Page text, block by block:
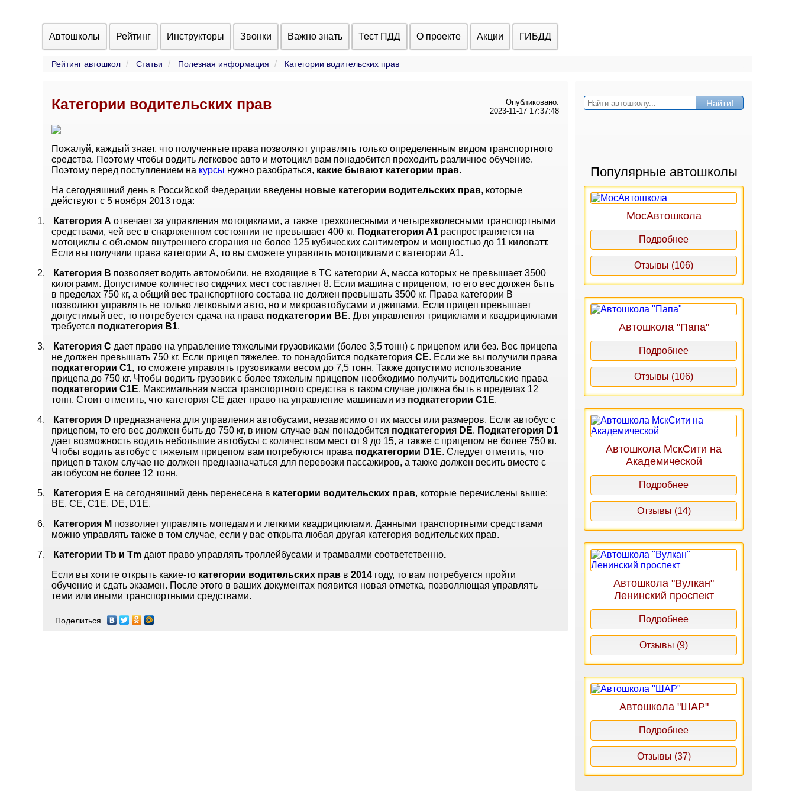
Автошколы Рейтинг Инструкторы Звонки Важно знать Тест ПДД О проекте Акции ГИБДД
Рейтинг автошкол Статьи Полезная информация Категории водительских прав
Категории водительских прав
Опубликовано:
2023-11-17 17:37:48
Пожалуй, каждый знает, что полученные права позволяют управлять только определенным видом транспортного
средства. Поэтому чтобы водить легковое авто и мотоцикл вам понадобится проходить различное обучение.
Поэтому перед поступлением на курсы нужно разобраться, какие бывают категории прав.
На сегодняшний день в Российской Федерации введены новые категории водительских прав, которые
действуют с 5 ноября 2013 года:
1.
Категория А отвечает за управления мотоциклами, а также трехколесными и четырехколесными транспортными
средствами, чей вес в снаряженном состоянии не превышает 400 кг. Подкатегория А1 распространяется на
мотоциклы с объемом внутреннего сгорания не более 125 кубических сантиметром и мощностью до 11 киловатт.
Если вы получили права категории А, то вы сможете управлять мотоциклами с категории А1.
2.
Категория B позволяет водить автомобили, не входящие в ТС категории А, масса которых не превышает 3500
килограмм. Допустимое количество сидячих мест составляет 8. Если машина с прицепом, то его вес должен быть
в пределах 750 кг, а общий вес транспортного состава не должен превышать 3500 кг. Права категории В
позволяют управлять не только легковыми авто, но и микроавтобусами и джипами. Если прицеп превышает
допустимый вес, то потребуется сдача на права подкатегории ВЕ. Для управления трициклами и квадрициклами
требуется подкатегория В1.
3.
Категория С дает право на управление тяжелыми грузовиками (более 3,5 тонн) с прицепом или без. Вес прицепа
не должен превышать 750 кг. Если прицеп тяжелее, то понадобится подкатегория СЕ. Если же вы получили права
подкатегории С1, то сможете управлять грузовиками весом до 7,5 тонн. Также допустимо использование
прицепа до 750 кг. Чтобы водить грузовик с более тяжелым прицепом необходимо получить водительские права
подкатегории С1Е. Максимальная масса транспортного средства в таком случае должна быть в пределах 12
тонн. Стоит отметить, что категория СЕ дает право на управление машинами из подкатегории С1Е.
4.
Категория D предназначена для управления автобусами, независимо от их массы или размеров. Если автобус с
прицепом, то его вес должен быть до 750 кг, в ином случае вам понадобится подкатегория DE. Подкатегория D1
дает возможность водить небольшие автобусы с количеством мест от 9 до 15, а также с прицепом не более 750 кг.
Чтобы водить автобус с тяжелым прицепом вам потребуются права подкатегории D1E. Следует отметить, что
прицеп в таком случае не должен предназначаться для перевозки пассажиров, а также должен весить вместе с
автобусом не более 12 тонн.
5.
Категория Е на сегодняшний день перенесена в категории водительских прав, которые перечислены выше:
BE, CE, C1E, DE, D1E.
6.
Категория М позволяет управлять мопедами и легкими квадрициклами. Данными транспортными средствами
можно управлять также в том случае, если у вас открыта любая другая категория водительских прав.
7.
Категории Tb и Tm дают право управлять троллейбусами и трамваями соответственно.
Если вы хотите открыть какие-то категории водительских прав в 2014 году, то вам потребуется пройти
обучение и сдать экзамен. После этого в ваших документах появится новая отметка, позволяющая управлять
теми или иными транспортными средствами.
Поделиться
Найти!
Популярные автошколы
МосАвтошкола
Подробнее
Отзывы (106)
Автошкола "Папа"
Подробнее
Отзывы (106)
Автошкола МскСити на
Академической
Подробнее
Отзывы (14)
Автошкола "Вулкан"
Ленинский проспект
Подробнее
Отзывы (9)
Автошкола "ШАР"
Подробнее
Отзывы (37)